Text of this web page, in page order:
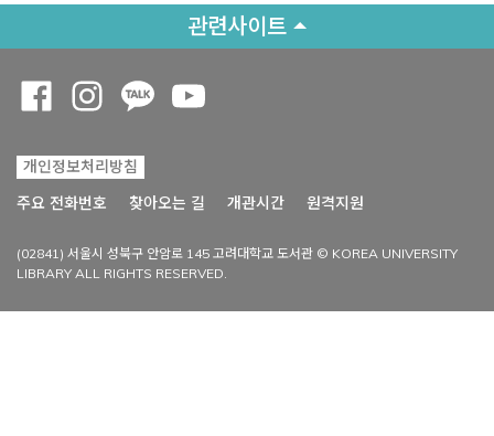
관련사이트
개인정보처리방침
주요 전화번호
찾아오는 길 개관시간 원격지원
(02841) 서울시 성북구 안암로 145 고려대학교 도서관 © KOREA UNIVERSITY
LIBRARY ALL RIGHTS RESERVED.
Opens a new window
Opens a new window
Opens a new window